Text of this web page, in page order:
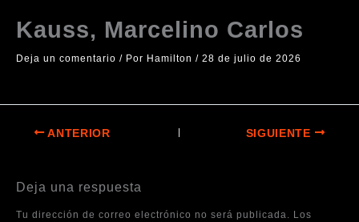
Kauss, Marcelino Carlos
Deja un comentario / Por Hamilton / 28 de julio de 2026
ANTERIOR SIGUIENTE
Deja una respuesta
Tu dirección de correo electrónico no será publicada. Los